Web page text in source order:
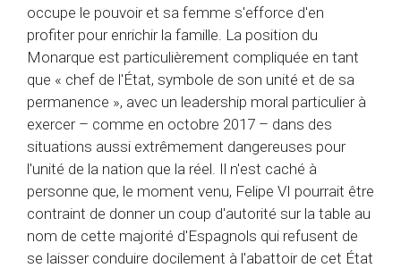
occupe le pouvoir et sa femme s'efforce d'en
profiter pour enrichir la famille. La position du
Monarque est particulièrement compliquée en tant
que « chef de l'État, symbole de son unité et de sa
permanence », avec un leadership moral particulier à
exercer – comme en octobre 2017 – dans des
situations aussi extrêmement dangereuses pour
l'unité de la nation que la réel. Il n'est caché à
personne que, le moment venu, Felipe VI pourrait être
contraint de donner un coup d'autorité sur la table au
nom de cette majorité d'Espagnols qui refusent de
se laisser conduire docilement à l'abattoir de cet État